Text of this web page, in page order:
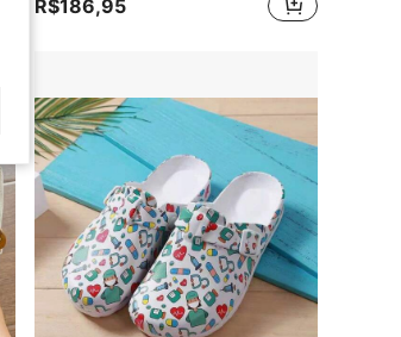
R$186,95